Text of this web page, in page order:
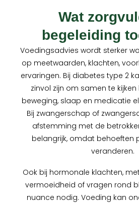
Wat
begeleiding
Voedingsadvies wordt sterker
op meetwaarden, klachten,
ervaringen. Bij diabetes type 2
zinvol zijn om samen te
beweging, slaap en medicatie
Bij zwangerschap of
afstemming met de
belangrijk, omdat behoeften
veranderen.
Ook bij hormonale klachten,
vermoeidheid of vragen rond
nuance nodig. Voeding kan